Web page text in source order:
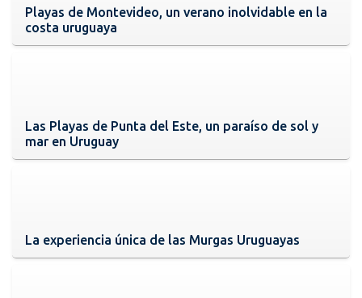
Playas de Montevideo, un verano inolvidable en la
costa uruguaya
Las Playas de Punta del Este, un paraíso de sol y
mar en Uruguay
La experiencia única de las Murgas Uruguayas